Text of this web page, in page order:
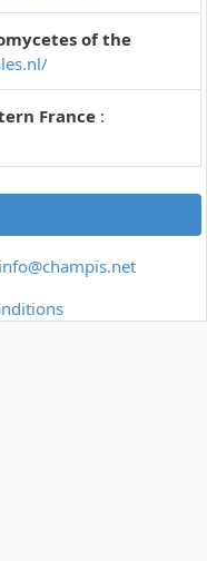
of the
France :
info@champis.net